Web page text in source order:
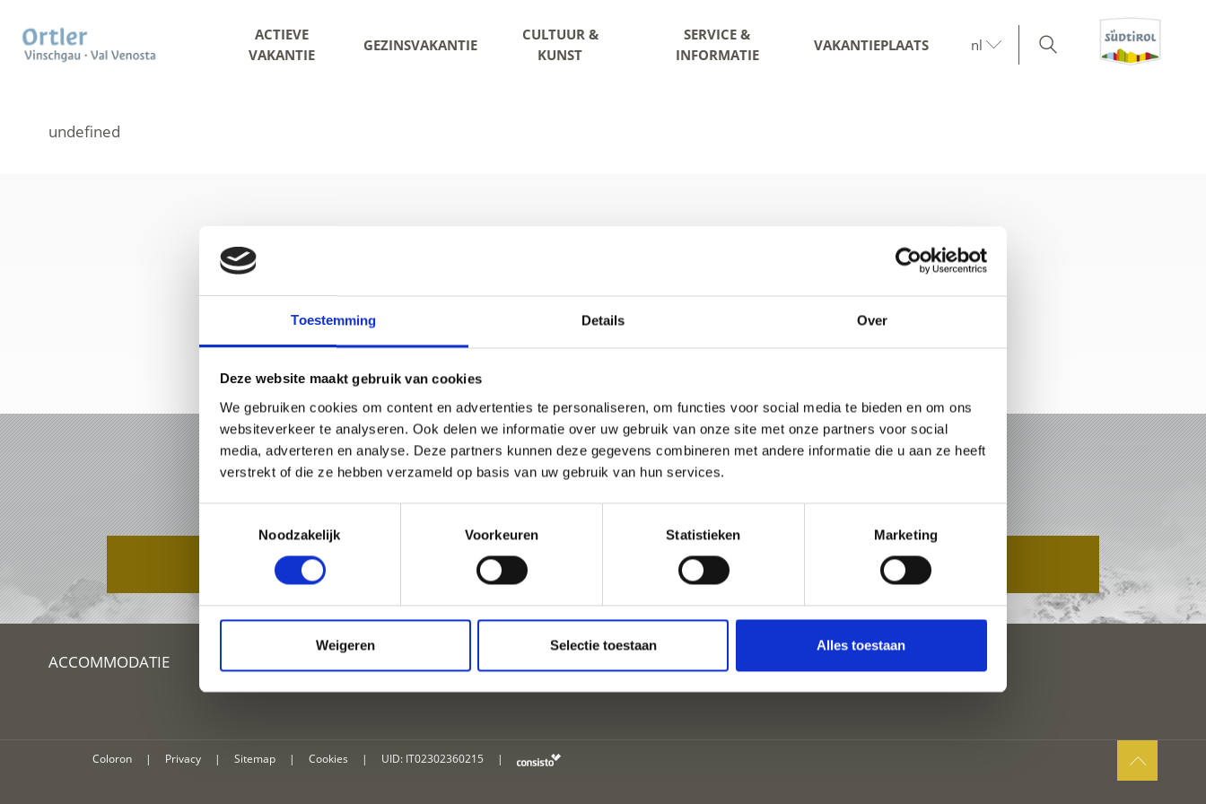
Toestemming Details Over
Deze website maakt gebruik van cookies
We gebruiken cookies om content en advertenties te personaliseren, om functies voor social media te bieden en om ons
websiteverkeer te analyseren. Ook delen we informatie over uw gebruik van onze site met onze partners voor social
media, adverteren en analyse. Deze partners kunnen deze gegevens combineren met andere informatie die u aan ze heeft
verstrekt of die ze hebben verzameld op basis van uw gebruik van hun services.
Toestemmingsselectie
Noodzakelijk
Voorkeuren Statistieken Marketing
Weigeren Selectie toestaan Alles toestaan
ACTIEVE
VAKANTIE
GEZINSVAKANTIE
CULTUUR &
KUNST
SERVICE &
INFORMATIE
VAKANTIEPLAATS nl
+39 0473 61 30 15
VAKANTIE IN HET ORTLERGEBIET
PAKKETTEN ACCOMMODATIES AANVRAAG
ACCOMMODATIE
Coloron | Privacy | Sitemap | Cookies | UID: IT02302360215 |